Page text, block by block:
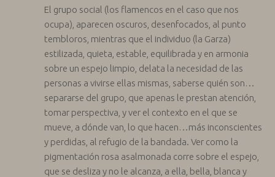
El grupo social (los flamencos en el caso que nos
ocupa), aparecen oscuros, desenfocados, al punto
tembloros, mientras que el individuo (la Garza)
estilizada, quieta, estable, equilibrada y en armonia
sobre un espejo limpio, delata la necesidad de las
personas a vivirse ellas mismas, saberse quién son…
separarse del grupo, que apenas le prestan atención,
tomar perspectiva, y ver el contexto en el que se
mueve, a dónde van, lo que hacen…más inconscientes
y perdidas, al refugio de la bandada. Ver como la
pigmentación rosa asalmonada corre sobre el espejo,
que se desliza y no le alcanza, a ella, bella, blanca y